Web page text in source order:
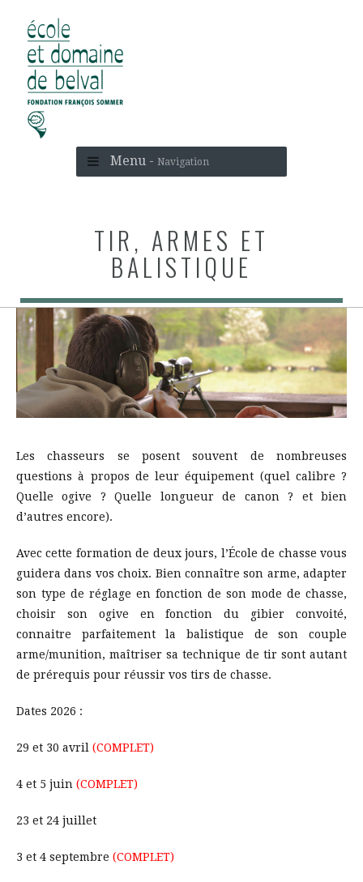
Menu - Navigation
TIR, ARMES ET
BALISTIQUE
Les chasseurs se posent souvent de nombreuses
questions à propos de leur équipement (quel calibre ?
Quelle ogive ? Quelle longueur de canon ? et bien
d’autres encore).
Avec cette formation de deux jours, l’École de chasse vous
guidera dans vos choix. Bien connaître son arme, adapter
son type de réglage en fonction de son mode de chasse,
choisir son ogive en fonction du gibier convoité,
connaitre parfaitement la balistique de son couple
arme/munition, maîtriser sa technique de tir sont autant
de prérequis pour réussir vos tirs de chasse.
Dates 2026 :
29 et 30 avril (COMPLET)
4 et 5 juin (COMPLET)
23 et 24 juillet
3 et 4 septembre (COMPLET)